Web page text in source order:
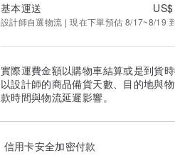
基本運送
設計師自選物流 | 現在下單預估 8/17~8/19
實際運費金額以購物車結算或是到貨時
以設計師的商品備貨天數、目的地與
款時間與物流延遲影響。
信用卡安全加密付款